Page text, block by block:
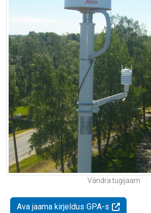
Vändra tugijaam
Ava jaama kirjeldus GPA-s